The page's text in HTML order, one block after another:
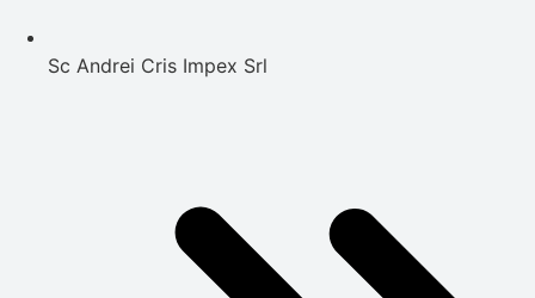
Sc Andrei Cris Impex Srl